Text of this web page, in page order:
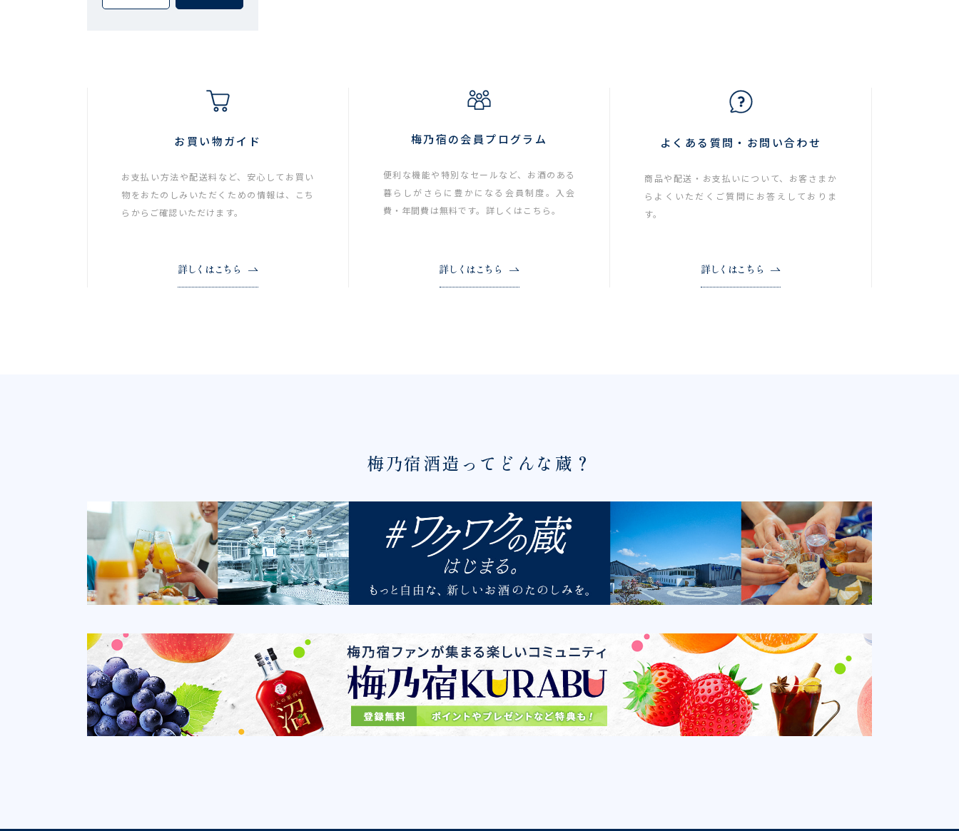
お買い物ガイド
お支払い方法や配送料など、安心してお買い
物をおたのしみいただくための情報は、こち
らからご確認いただけます。
詳しくはこちら
梅乃宿の会員プログラム
便利な機能や特別なセールなど、お酒のある
暮らしがさらに豊かになる会員制度。入会
費・年間費は無料です。詳しくはこちら。
詳しくはこちら
よくある質問・お問い合わせ
商品や配送・お支払いについて、お客さまか
らよくいただくご質問にお答えしておりま
す。
詳しくはこちら
梅乃宿酒造ってどんな蔵？